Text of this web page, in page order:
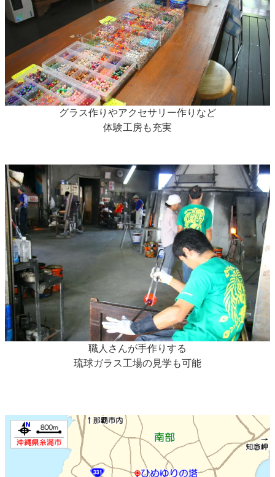
グラス作りやアクセサリー作りなど
体験工房も充実
職人さんが手作りする
琉球ガラス工場の見学も可能